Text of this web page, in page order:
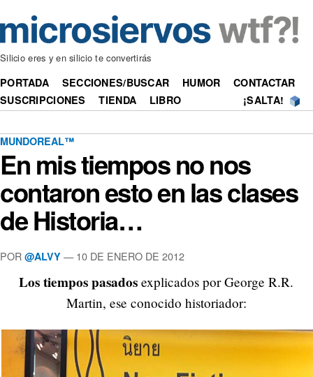
Silicio eres y en silicio te convertirás
PORTADA SECCIONES/BUSCAR HUMOR
CONTACTAR
SUSCRIPCIONES
TIENDA LIBRO ¡SALTA!
MUNDOREAL™
En mis tiempos no nos
contaron esto en las clases
de Historia…
POR @ALVY —10 DE ENERO DE 2012
Los tiempos pasados explicados por George R.R.
Martin, ese conocido historiador: